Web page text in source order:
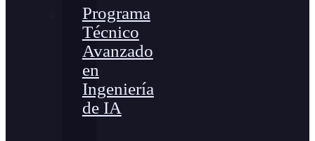
Programa
Técnico
Avanzado
en
Ingeniería
de IA